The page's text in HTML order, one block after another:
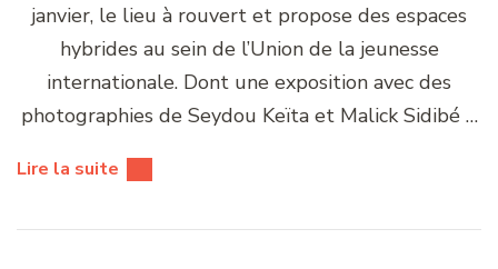
janvier, le lieu à rouvert et propose des espaces
hybrides au sein de l’Union de la jeunesse
internationale. Dont une exposition avec des
photographies de Seydou Keïta et Malick Sidibé …
Lire la suite